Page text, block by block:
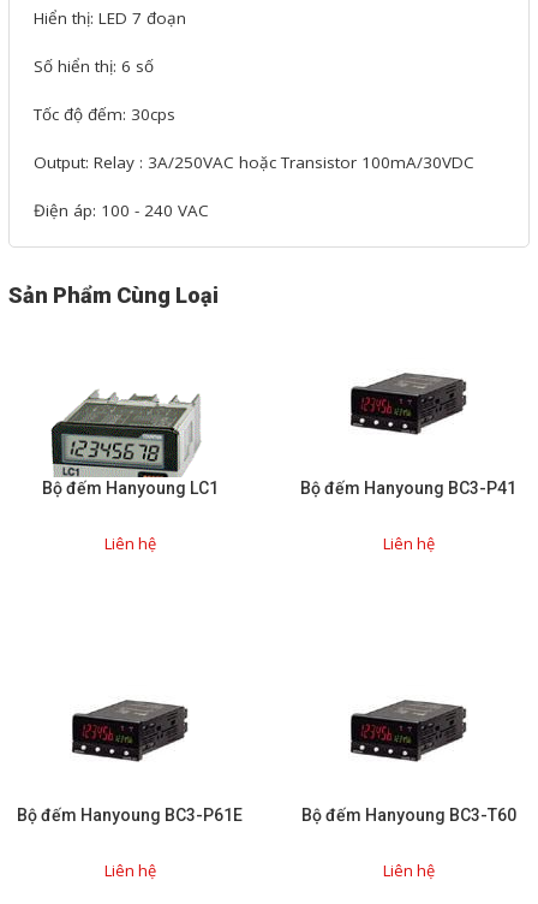
Hiển thị: LED 7 đoạn
Số hiển thị: 6 số
Tốc độ đếm: 30cps
Output: Relay : 3A/250VAC hoặc Transistor 100mA/30VDC
Điện áp: 100 - 240 VAC
Sản Phẩm Cùng Loại
Bộ đếm Hanyoung LC1
Liên hệ
Bộ đếm Hanyoung BC3-P41
Liên hệ
Bộ đếm Hanyoung BC3-P61E
Liên hệ
Bộ đếm Hanyoung BC3-T60
Liên hệ
Đồng hồ đo đa năng
Phụ kiện lắp tủ điện
Giới thiệu
Sửa chữa PLC
Sửa chữa màn hình HMI
Sửa Bộ điều khiển Servo, Bộ
Lập trình PLC
Lập trình màn hình HMI
Lập trình hệ thống Servo
Crack password PLC